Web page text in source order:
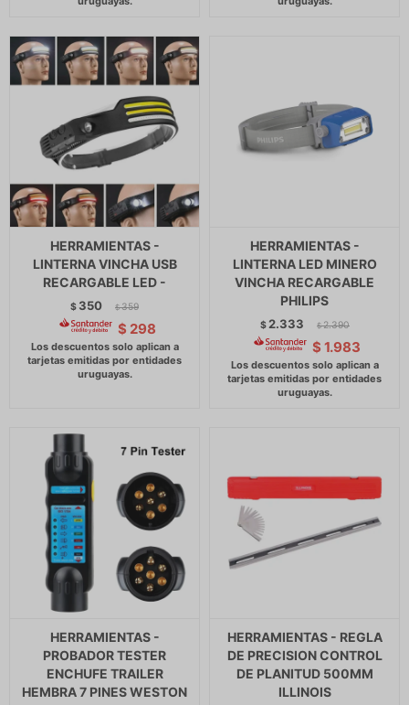
HERRAMIENTAS -
LINTERNA VINCHA USB
RECARGABLE LED -
$ 350 $ 359
$ 298
HERRAMIENTAS -
LINTERNA LED MINERO
VINCHA RECARGABLE
PHILIPS
$ 2.333 $ 2.390
$ 1.983
HERRAMIENTAS -
PROBADOR TESTER
ENCHUFE TRAILER
HEMBRA 7 PINES WESTON
HERRAMIENTAS - REGLA
DE PRECISION CONTROL
DE PLANITUD 500MM
ILLINOIS